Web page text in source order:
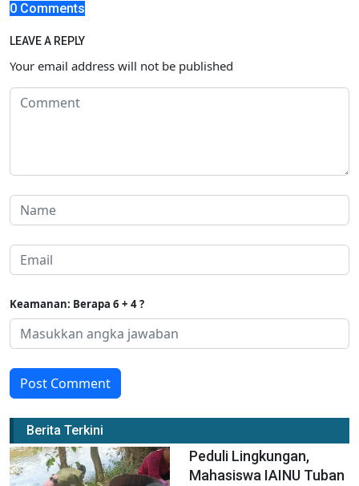
0 Comments
LEAVE A REPLY
Your email address will not be published
Keamanan: Berapa 6 + 4 ?
Post Comment
Berita Terkini
Peduli Lingkungan,
Mahasiswa IAINU Tuban